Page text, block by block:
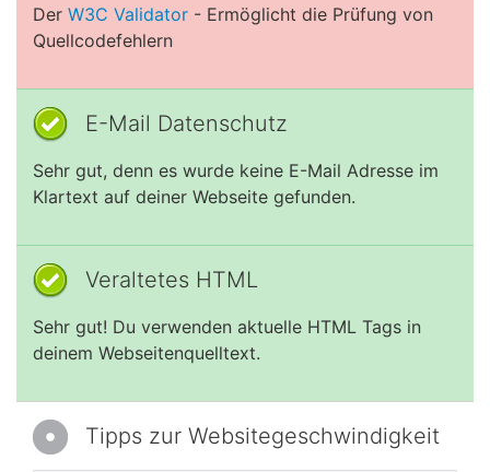
Der W3C Validator - Ermöglicht die Prüfung von
Quellcodefehlern
E-Mail Datenschutz
Sehr gut, denn es wurde keine E-Mail Adresse im
Klartext auf deiner Webseite gefunden.
Veraltetes HTML
Sehr gut! Du verwenden aktuelle HTML Tags in
deinem Webseitenquelltext.
Tipps zur Websitegeschwindigkeit